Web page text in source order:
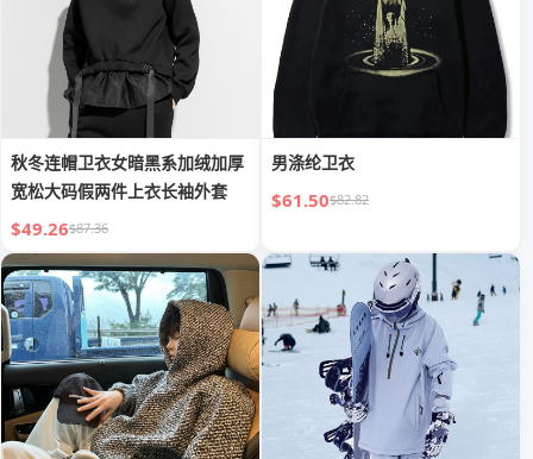
秋冬连帽卫衣女暗黑系加绒加厚
宽松大码假两件上衣长袖外套
$49.26$87.36
男涤纶卫衣
$61.50$82.82